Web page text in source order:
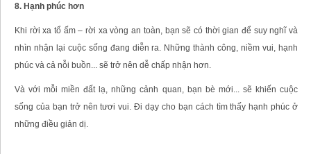
8. Hạnh phúc hơn
Khi rời xa tổ ấm – rời xa vòng an toàn, bạn sẽ có thời gian để suy nghĩ và
nhìn nhận lại cuộc sống đang diễn ra. Những thành công, niềm vui, hạnh
phúc và cả nỗi buồn... sẽ trở nên dễ chấp nhận hơn.
Và với mỗi miền đất lạ, những cảnh quan, bạn bè mới... sẽ khiến cuộc
sống của bạn trở nên tươi vui. Đi dạy cho bạn cách tìm thấy hạnh phúc ở
những điều giản dị.